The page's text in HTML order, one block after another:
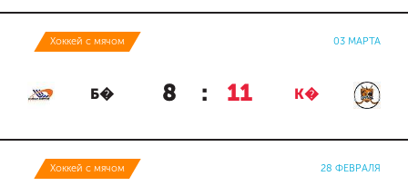
Хоккей с мячом 03 МАРТА
Б� 8 : 11 К�
Хоккей с мячом 28 ФЕВРАЛЯ